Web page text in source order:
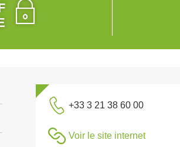
+33 3 21 38 60 00
Voir le site internet